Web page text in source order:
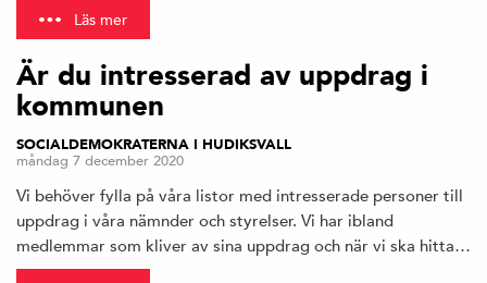
Läs mer
Är du intresserad av uppdrag i
kommunen
SOCIALDEMOKRATERNA I HUDIKSVALL
måndag 7 december 2020
Vi behöver fylla på våra listor med intresserade personer till
uppdrag i våra nämnder och styrelser. Vi har ibland
medlemmar som kliver av sina uppdrag och när vi ska hitta…